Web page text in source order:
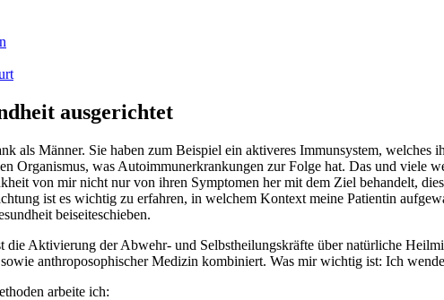
ausgerichtet
als Männer. Sie haben zum Beispiel ein aktiveres Immunsystem,
Organismus, was Autoimmunerkrankungen zur Folge hat. Das und viele
von mir nicht nur von ihren Symptomen her mit dem Ziel behandelt,
ist es wichtig zu erfahren, in welchem Kontext meine Patientin
beiseiteschieben.
die Aktivierung der Abwehr- und Selbstheilungskräfte über natürliche
anthroposophischer Medizin kombiniert. Was mir wichtig ist: Ich
arbeite ich: